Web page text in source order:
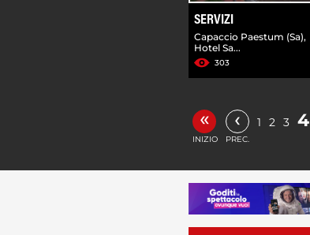
SERVIZI
Capaccio Paestum (Sa),
Hotel Sa...
303
«
INIZIO
‹
PREC.
1 2 3 4